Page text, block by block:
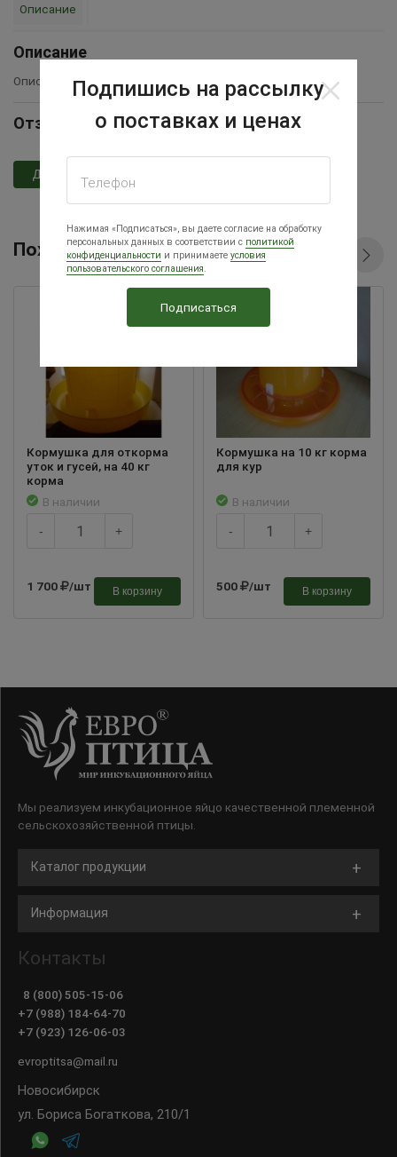
Описание
Описание
Описание товара временно отсутствует
Отзывы Кормушка для цыплят 30 см
Добавить отзыв
Похожие товары
Кормушка для откорма
уток и гусей, на 40 кг
корма
В наличии
- +
1 700 /шт В корзину
Кормушка на 10 кг корма
для кур
В наличии
- +
500 /шт В корзину
Мы реализуем инкубационное яйцо качественной племенной
сельскохозяйственной птицы.
Каталог продукции
Информация
Контакты
8 (800) 505-15-06
+7 (988) 184-64-70
+7 (923) 126-06-03
evroptitsa@mail.ru
Новосибирск
ул. Бориса Богаткова, 210/1
Подпишись на рассылку
о поставках и ценах
Телефон
Нажимая «Подписаться», вы даете согласие на обработку
персональных данных в соответствии с политикой
конфиденциальности и принимаете условия
пользовательского соглашения.